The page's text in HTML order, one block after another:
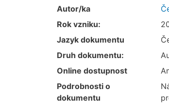
Autor/ka
Rok vzniku:
Jazyk dokumentu
Druh dokumentu:
Online dostupnost
Podrobnosti o
dokumentu